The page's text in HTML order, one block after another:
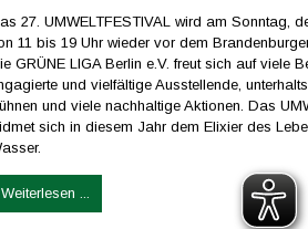
27. UMWELTFESTIVAL wird am Sonntag,
11 bis 19 Uhr wieder vor dem
GRÜNE LIGA Berlin e.V. freut sich auf viele
und vielfältige Ausstellende,
und viele nachhaltige Aktionen. Das
sich in diesem Jahr dem Elixier des
Weiterlesen ...